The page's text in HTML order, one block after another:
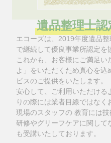
遺品整理士認
エコーズは、2019年度遺品
で継続して優良事業所認定を
これかも、お客様にご満足
よ」をいただくため真心を
ビスのご提供をいたします。
安心して、ご利用いただける
りの際には業者目線ではなく
現場のスタッフの 教育には
研修やグリーフケアに関して
も受講いたしております。